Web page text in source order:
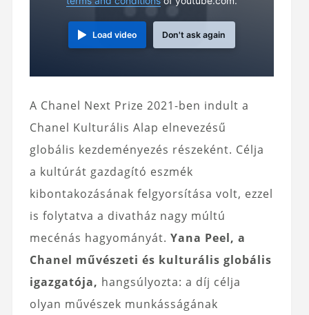
Load video Don't ask again
A Chanel Next Prize 2021-ben indult a
Chanel Kulturális Alap elnevezésű
globális kezdeményezés részeként. Célja
a kultúrát gazdagító eszmék
kibontakozásának felgyorsítása volt, ezzel
is folytatva a divatház nagy múltú
mecénás hagyományát. Yana Peel, a
Chanel művészeti és kulturális globális
igazgatója, hangsúlyozta: a díj célja
olyan művészek munkásságának